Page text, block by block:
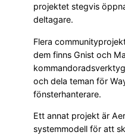
projektet stegvis
deltagare.
Flera
dem finns Gnist och
och dela teman för
fönsterhanterare.
Ett annat projekt är
systemmodell för att